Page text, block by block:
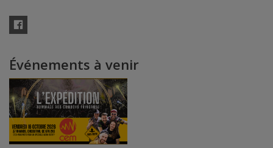
Facebook
Événements à venir